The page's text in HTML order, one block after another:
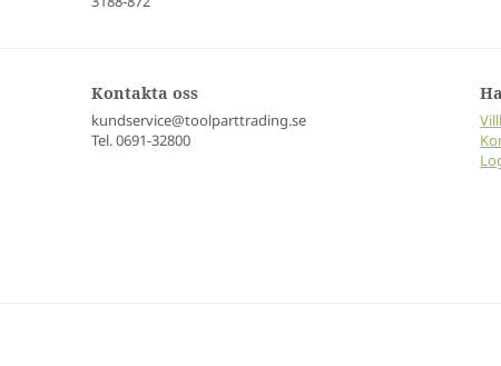
Kontakta oss
kundservice@toolparttrading.se
Tel. 0691-32800